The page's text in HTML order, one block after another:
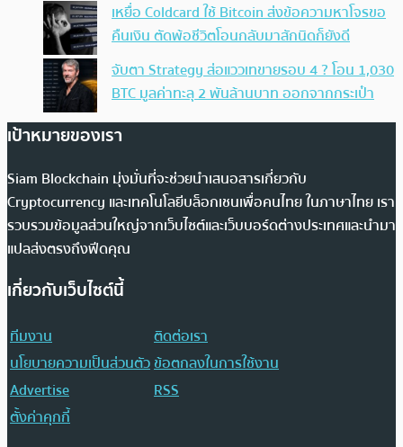
เหยื่อ Coldcard ใช้ Bitcoin ส่งข้อความหาโจรขอ
คืนเงิน ตัดพ้อชีวิตโอนกลับมาสักนิดก็ยังดี
จับตา Strategy ส่อแววเทขายรอบ 4 ? โอน 1,030
BTC มูลค่าทะลุ 2 พันล้านบาท ออกจากกระเป๋า
เป้าหมายของเรา
Siam Blockchain มุ่งมั่นที่จะช่วยนำเสนอสารเกี่ยวกับ
Cryptocurrency และเทคโนโลยีบล็อกเชนเพื่อคนไทย ในภาษาไทย เรา
รวบรวมข้อมูลส่วนใหญ่จากเว็บไซต์และเว็บบอร์ดต่างประเทศและนำมา
แปลส่งตรงถึงฟีดคุณ
เกี่ยวกับเว็บไซต์นี้
ทีมงาน
ติดต่อเรา
นโยบายความเป็นส่วนตัวข้อตกลงในการใช้งาน
Advertise
RSS
ตั้งค่าคุกกี้